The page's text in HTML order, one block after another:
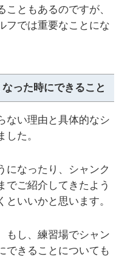
ともあるのですが、
フでは重要なことにな
った時にできること
ない理由と具体的なシ
た。
になったり、シャンク
でご紹介してきたよう
いいかと思います。
もし、練習場でシャン
できることについても